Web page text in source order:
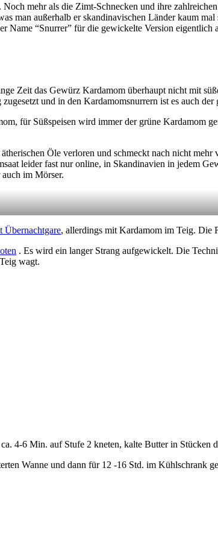
mehr als die Zimt-Schnecken und ihre
man außerhalb er skandinavischen Länder kaum
“Snurrer” für die gewickelte Version eigentlich
Zeit das Gewürz Kardamom überhaupt nicht mit
und in den Kardamomsnurrern ist es auch der
für Süßspeisen wird immer der grüne Kardamom
Öle verloren und schmeckt nach nicht
leider fast nur online, in Skandinavien in jedem
im Mörser.
Übernachtgare, allerdings mit Kardamom im Teig. Die
. Es wird ein langer Strang aufgewickelt. Die
wagt.
4-6 Min. auf Stufe 2 kneten, kalte Butter in Stücken
Wanne und dann für 12 -16 Std. im Kühlschrank